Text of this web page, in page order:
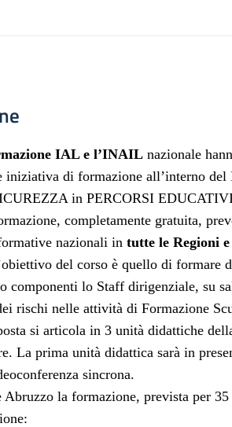
IAL e l’INAIL nazionale
iniziativa di formazione all’interno del
in PERCORSI
completamente gratuita,
nazionali in tutte le Regioni
del corso è quello di formare
componenti lo Staff dirigenziale, su
rischi nelle attività di Formazione
si articola in 3 unità didattiche
La prima unità didattica sarà in
sincrona.
Abruzzo la formazione, prevista per